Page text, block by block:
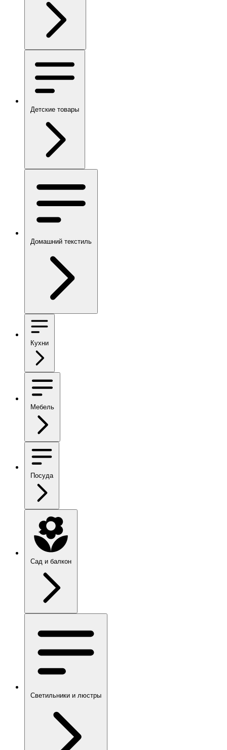
Детские товары
Домашний текстиль
Кухни
Мебель
Посуда
Сад и балкон
Светильники и люстры